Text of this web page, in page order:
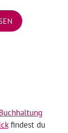
findest du